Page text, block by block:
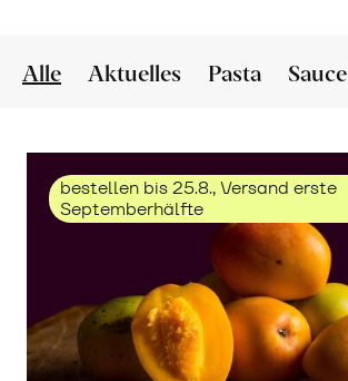
Alle Aktuelles Pasta
bestellen bis 25.8., Versand erste
Septemberhälfte